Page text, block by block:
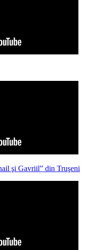
şi Gavriil” din Truşeni